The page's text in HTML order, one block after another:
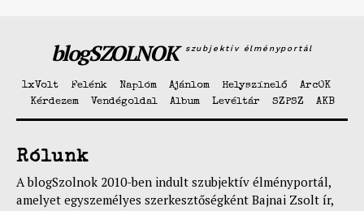
blogSZOLNOK szubjektív élményportál
1xVolt Felénk Naplóm Ajánlom Helyszínelő
ArcOK
Kérdezem
Vendégoldal Album Levéltár SZPSZ AKB
Rólunk
A blogSzolnok 2010-ben indult szubjektív élményportál,
amelyet egyszemélyes szerkesztőségként Bajnai Zsolt ír,